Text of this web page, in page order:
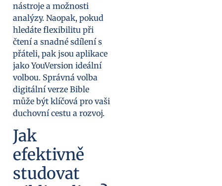
nástroje a možnosti
analýzy. Naopak, pokud
hledáte flexibilitu při
čtení a snadné sdílení s
přáteli, pak jsou aplikace
jako YouVersion ideální
volbou. Správná volba
digitální verze Bible
může být klíčová pro vaši
duchovní cestu a rozvoj.
Jak
efektivně
studovat